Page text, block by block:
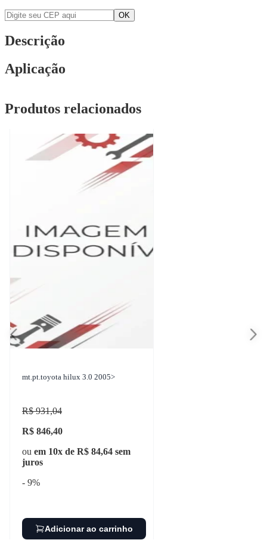
Descrição
Aplicação
Produtos relacionados
mt.pt.toyota hilux 3.0 2005>
R$ 931,04
R$ 846,40
ou em 10x de R$ 84,64 sem
juros
- 9%
Adicionar ao carrinho